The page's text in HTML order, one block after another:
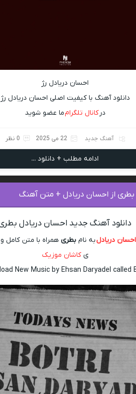
احسان دریادل رژ
دانلود آهنگ با کیفیت اصلی احسان دریادل رژ
درکانال تلگرامما عضو شوید
آهنگ جدید 22 می 2025 0 نظر
ادامه مطلب + دانلود ...
بطری از احسان دریادل + متن آهنگ
دانلود آهنگ جدید احسان دریادل
احسان دریادلبه نام بطری
یکاشان موزیک
New Music by Ehsan Daryadel called